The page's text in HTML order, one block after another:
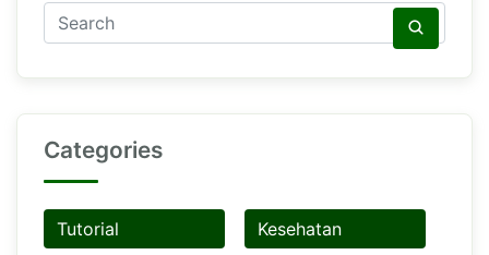
Categories
Tutorial Kesehatan